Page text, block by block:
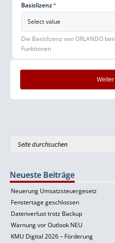
Basislizenz*
Select value
Die Basislizenz von ORLANDO
Funktionen
Weiter
Neueste Beiträge
Neuerung Umsatzsteuergesetz
Fenstertage geschlossen
Datenverlust trotz Backup
Warnung vor Outlook NEU
KMU Digital 2026 – Förderung